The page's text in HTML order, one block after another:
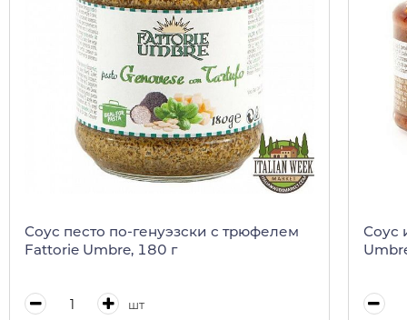
Соус песто по-генуэзски с трюфелем
Fattorie Umbre, 180 г
шт
Соус